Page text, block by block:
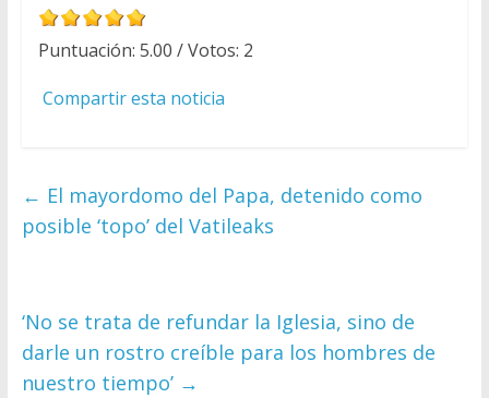
Puntuación: 5.00 / Votos: 2
Compartir esta noticia
← El mayordomo del Papa, detenido como
posible ‘topo’ del Vatileaks
‘No se trata de refundar la Iglesia, sino de
darle un rostro creíble para los hombres de
nuestro tiempo’ →